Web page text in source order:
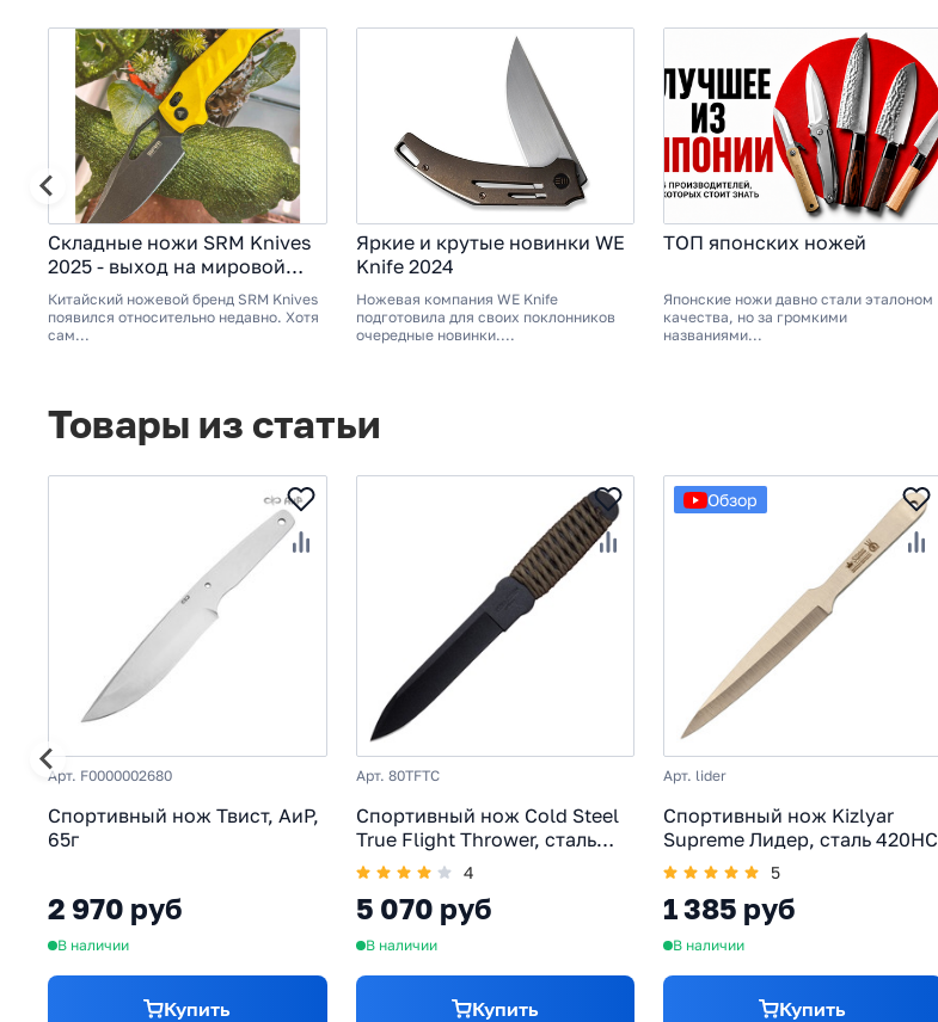
Складные ножи SRM Knives
2025 - выход на мировой
рынок
Китайский ножевой бренд SRM Knives
появился относительно недавно. Хотя
сам...
Яркие и крутые новинки WE
Knife 2024
Ножевая компания WE Knife
подготовила для своих поклонников
очередные новинки....
ТОП японских ножей
Японские ножи давно стали эталоном
качества, но за громкими
названиями...
Товары из статьи
Арт. F0000002680
Спортивный нож Твист, АиР,
65г
2 970 руб
В наличии
Купить
Арт. 80TFTC
Спортивный нож Cold Steel
True Flight Thrower, сталь
1055C, рукоять паракорд,
черный/зеленый
4
5 070 руб
В наличии
Купить
Обзор
Арт. lider
Спортивный нож Kizlyar
Supreme Лидер, сталь 420HC
5
1 385 руб
В наличии
Купить